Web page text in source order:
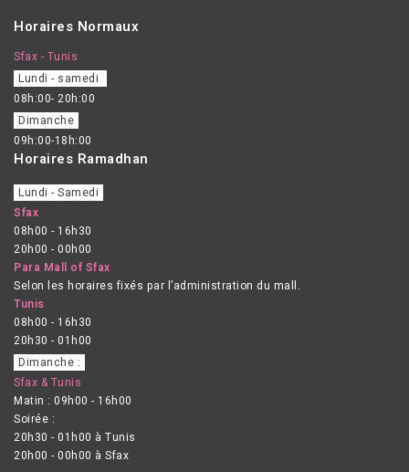
Horaires Normaux
Sfax - Tunis
Lundi - samedi
08h:00- 20h:00
Dimanche
09h:00-18h:00
Horaires Ramadhan
Lundi - Samedi
Sfax
08h00 - 16h30
20h00 - 00h00
Para Mall of Sfax
Selon les horaires fixés par l’administration du mall.
Tunis
08h00 - 16h30
20h30 - 01h00
Dimanche :
Sfax & Tunis
Matin : 09h00 - 16h00
Soirée :
20h30 - 01h00 à Tunis
20h00 - 00h00 à Sfax